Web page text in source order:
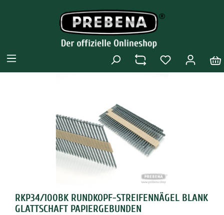
RKP34/100BK RUNDKOPF-STREIFENNÄGEL BLANK
GLATTSCHAFT PAPIERGEBUNDEN